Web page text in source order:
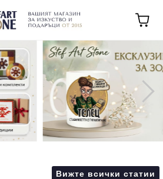
Вижте всички статии